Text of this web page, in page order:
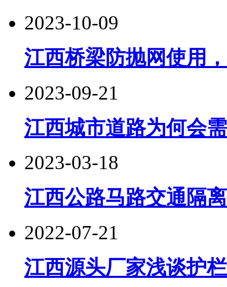
2023-10-09
江西桥梁防抛网使用
2023-09-21
江西城市道路为何会
2023-03-18
江西公路马路交通隔
2022-07-21
江西源头厂家浅谈护